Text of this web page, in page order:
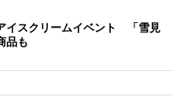
イスクリームイベント 「雪見
品も